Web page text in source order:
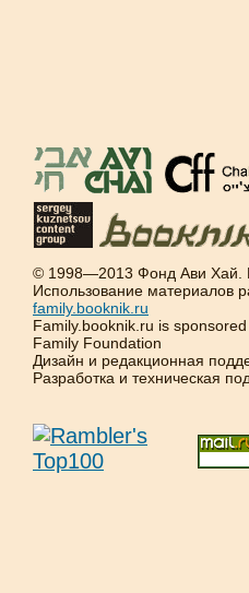
© 1998—2013 Фонд Ави Хай.
Использование материалов
family.booknik.ru
Family.booknik.ru is
Family Foundation
Дизайн и редакционная
Разработка и техническая